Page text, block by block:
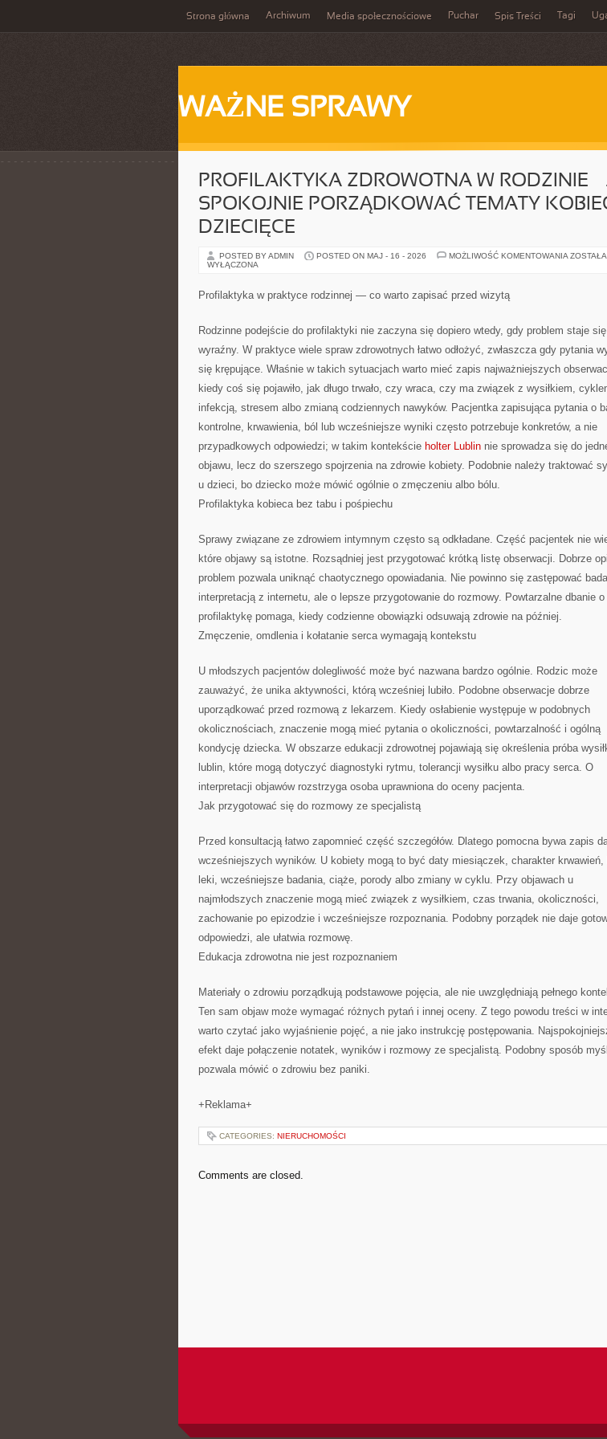
Strona główna Archiwum Media społecznościowe Puchar Spis Treści Tagi
WAŻNE SPRAWY
PROFILAKTYKA ZDROWOTNA W RODZINIE —
SPOKOJNIE PORZĄDKOWAĆ TEMATY
DZIECIĘCE
POSTED BY ADMIN POSTED ON MAJ - 16 - 2026 MOŻLIWOŚĆ KOMENTOWANIA
TEMATY
KOBIECE
ZOSTAŁA
WYŁĄCZONA
Profilaktyka w praktyce rodzinnej — co warto zapisać przed wizytą
Rodzinne podejście do profilaktyki nie zaczyna się dopiero wtedy, gdy problem staje się
wyraźny. W praktyce wiele spraw zdrowotnych łatwo odłożyć, zwłaszcza gdy pytania
się krępujące. Właśnie w takich sytuacjach warto mieć zapis najważniejszych
kiedy coś się pojawiło, jak długo trwało, czy wraca, czy ma związek z wysiłkiem,
infekcją, stresem albo zmianą codziennych nawyków. Pacjentka zapisująca pytania o
kontrolne, krwawienia, ból lub wcześniejsze wyniki często potrzebuje konkretów, a nie
przypadkowych odpowiedzi; w takim kontekście holter Lublin nie sprowadza się do
objawu, lecz do szerszego spojrzenia na zdrowie kobiety. Podobnie należy traktować
u dzieci, bo dziecko może mówić ogólnie o zmęczeniu albo bólu.
Profilaktyka kobieca bez tabu i pośpiechu
Sprawy związane ze zdrowiem intymnym często są odkładane. Część pacjentek nie
które objawy są istotne. Rozsądniej jest przygotować krótką listę obserwacji. Dobrze
problem pozwala uniknąć chaotycznego opowiadania. Nie powinno się zastępować
interpretacją z internetu, ale o lepsze przygotowanie do rozmowy. Powtarzalne dbanie o
profilaktykę pomaga, kiedy codzienne obowiązki odsuwają zdrowie na później.
Zmęczenie, omdlenia i kołatanie serca wymagają kontekstu
U młodszych pacjentów dolegliwość może być nazwana bardzo ogólnie. Rodzic może
zauważyć, że unika aktywności, którą wcześniej lubiło. Podobne obserwacje dobrze
uporządkować przed rozmową z lekarzem. Kiedy osłabienie występuje w podobnych
okolicznościach, znaczenie mogą mieć pytania o okoliczności, powtarzalność i ogólną
kondycję dziecka. W obszarze edukacji zdrowotnej pojawiają się określenia próba
lublin, które mogą dotyczyć diagnostyki rytmu, tolerancji wysiłku albo pracy serca. O
interpretacji objawów rozstrzyga osoba uprawniona do oceny pacjenta.
Jak przygotować się do rozmowy ze specjalistą
Przed konsultacją łatwo zapomnieć część szczegółów. Dlatego pomocna bywa zapis
wcześniejszych wyników. U kobiety mogą to być daty miesiączek, charakter krwawień,
leki, wcześniejsze badania, ciąże, porody albo zmiany w cyklu. Przy objawach u
najmłodszych znaczenie mogą mieć związek z wysiłkiem, czas trwania, okoliczności,
zachowanie po epizodzie i wcześniejsze rozpoznania. Podobny porządek nie daje
odpowiedzi, ale ułatwia rozmowę.
Edukacja zdrowotna nie jest rozpoznaniem
Materiały o zdrowiu porządkują podstawowe pojęcia, ale nie uwzględniają pełnego
Ten sam objaw może wymagać różnych pytań i innej oceny. Z tego powodu treści w
warto czytać jako wyjaśnienie pojęć, a nie jako instrukcję postępowania.
efekt daje połączenie notatek, wyników i rozmowy ze specjalistą. Podobny sposób
pozwala mówić o zdrowiu bez paniki.
+Reklama+
CATEGORIES: NIERUCHOMOŚCI
Comments are closed.